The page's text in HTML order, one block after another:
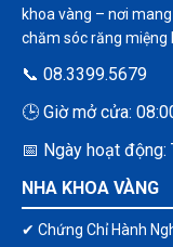
khoa vàng – nơi
chăm sóc răng miệng
📞 08.3399.5679
🕒 Giờ mở cửa:
📅 Ngày hoạt động:
NHA KHOA VÀNG
✔ Chứng Chỉ Hành